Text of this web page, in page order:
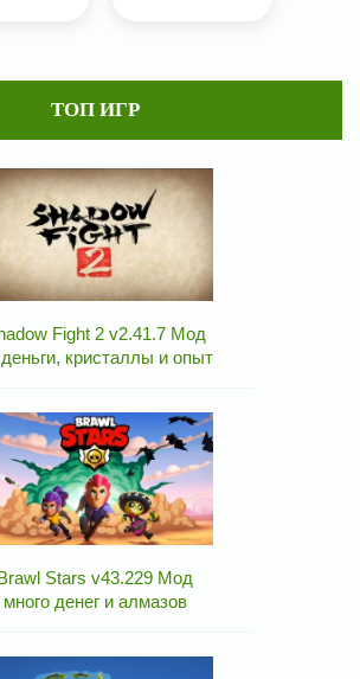
ТОП ИГР
Fight 2 v2.41.7 Мод
кристаллы и опыт
Stars v43.229 Мод
много денег и алмазов